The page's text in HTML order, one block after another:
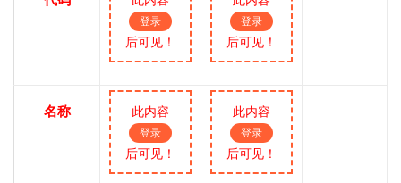
登录
后可见！
登录
后可见！
名称 此内容
登录
后可见！
此内容
登录
后可见！